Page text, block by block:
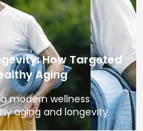
How Targeted
Aging
modern wellness
aging and longevity